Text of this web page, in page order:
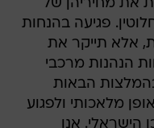
את מחיריהן של
פגיעה בהנחות
אלא תייקר את
הנהנות מרכבי
בהמלצות הבאות
מלאכותי ולפגוע
הישראלי. אנו